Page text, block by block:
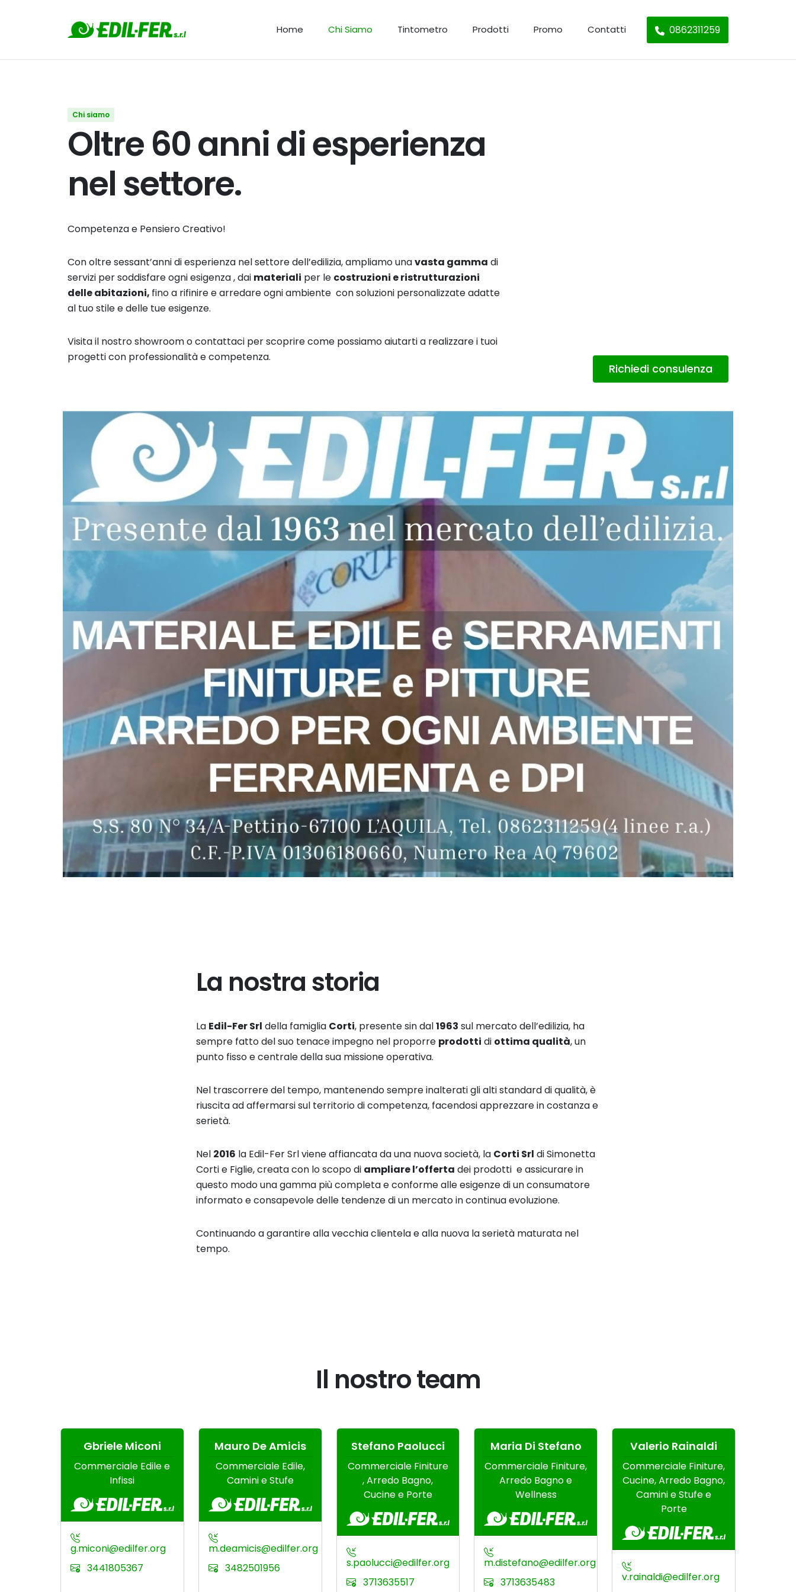
0862311259
Home Chi Siamo Tintometro Prodotti Promo Contatti
Chi siamo
Oltre 60 anni di esperienza
nel settore.
Competenza e Pensiero Creativo!
Con oltre sessant’anni di esperienza nel settore dell’edilizia, ampliamo unavasta gamma di
servizi per soddisfare ogni esigenza , dai materiali per le costruzioni eristrutturazioni
delle abitazioni, fino a rifinire e arredare ogni ambiente con soluzioni personalizzate adatte
al tuo stile e delle tue esigenze.
Visita il nostro showroom o contattaci per scoprire come possiamo aiutarti a realizzare i tuoi
progetti con professionalità e competenza.
Richiedi consulenza
La nostra storia
La Edil-Fer Srl della famiglia Corti, presente sin dal1963 sul mercato dell’edilizia, ha
sempre fatto del suo tenace impegno nel proporre prodotti di ottima qualità, un
punto fisso e centrale della sua missione operativa.
Nel trascorrere del tempo, mantenendo sempre inalterati gli alti standard di qualità, è
riuscita ad affermarsi sul territorio di competenza, facendosi apprezzare in costanza e
serietà.
Nel 2016 la Edil-Fer Srl viene affiancata da una nuova società, la Corti Srl di Simonetta
Corti e Figlie, creata con lo scopo di ampliare l’offerta dei prodotti e assicurare in
questo modo una gamma più completa e conforme alle esigenze di un consumatore
informato e consapevole delle tendenze di un mercato in continua evoluzione.
Continuando a garantire alla vecchia clientela e alla nuova la serietà maturata nel
tempo.
Il nostro team
Gbriele Miconi
Commerciale Edile e
Infissi
g.miconi@edilfer.org
3441805367
Mauro De Amicis
Commerciale Edile,
Camini e Stufe
m.deamicis@edilfer.org
3482501956
Stefano Paolucci
Commerciale Finiture
, Arredo Bagno,
Cucine e Porte
s.paolucci@edilfer.org
3713635517
Maria Di Stefano
Commerciale Finiture,
Arredo Bagno e
Wellness
m.distefano@edilfer.org
3713635483
Valerio Rainaldi
Commerciale Finiture,
Cucine, Arredo Bagno,
Camini e Stufe e
Porte
v.rainaldi@edilfer.org